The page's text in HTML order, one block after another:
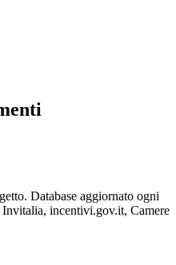
Database aggiornato ogni
incentivi.gov.it, Camere